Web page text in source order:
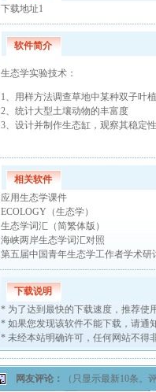
下载地址1
软件简介
生态学实验技术：
1、用样方法调查草地中某种双子叶
2、统计大型土壤动物的丰富度
3、设计并制作生态缸，观察其稳定
相关软件
应用生态学课件
ECOLOGY（生态学）
生态学词汇（简繁体版）
海峡两岸生态学词汇对照
第五届中国青年生态学工作者学术研
下载说明
* 为了达到最快的下载速度，推荐使
*如果您发现该软件不能下载，请通
*未经本站明确许可，任何网站不得
网友评论： （只显示最新10条